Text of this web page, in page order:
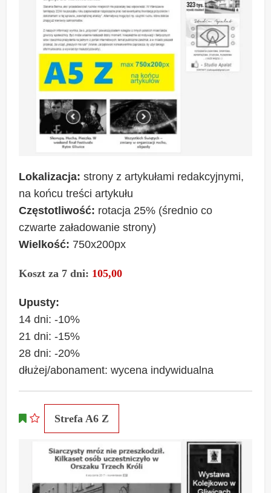
Lokalizacja:strony z artykułami redakcyjnymi,
na końcu treści artykułu
Częstotliwość: rotacja 25% (średnio co
czwarte załadowanie strony)
Wielkość: 750x200px
Koszt za 7 dni: 105,00
Upusty:
14 dni: -10%
21 dni: -15%
28 dni: -20%
dłużej/abonament: wycena indywidualna
Strefa A6 Z